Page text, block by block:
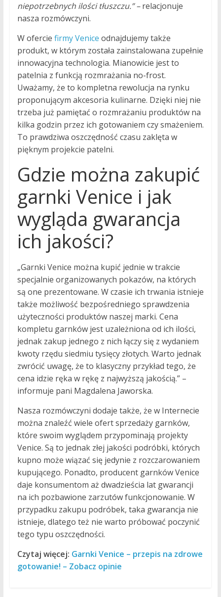
niepotrzebnych ilości tłuszczu.” –relacjonuje
nasza rozmówczyni.
W ofercie firmy Venice odnajdujemy także
produkt, w którym została zainstalowana zupełnie
innowacyjna technologia. Mianowicie jest to
patelnia z funkcją rozmrażania no-frost.
Uważamy, że to kompletna rewolucja na rynku
proponującym akcesoria kulinarne. Dzięki niej nie
trzeba już pamiętać o rozmrażaniu produktów na
kilka godzin przez ich gotowaniem czy smażeniem.
To prawdziwa oszczędność czasu zaklęta w
pięknym projekcie patelni.
Gdzie można zakupić
garnki Venice i jak
wygląda gwarancja
ich jakości?
„Garnki Venice można kupić jednie w trakcie
specjalnie organizowanych pokazów, na których
są one prezentowane. W czasie ich trwania istnieje
także możliwość bezpośredniego sprawdzenia
użyteczności produktów naszej marki. Cena
kompletu garnków jest uzależniona od ich ilości,
jednak zakup jednego z nich łączy się z wydaniem
kwoty rzędu siedmiu tysięcy złotych. Warto jednak
zwrócić uwagę, że to klasyczny przykład tego, że
cena idzie ręka w rękę z najwyższą jakością.” –
informuje pani Magdalena Jaworska.
Nasza rozmówczyni dodaje także, że w Internecie
można znaleźć wiele ofert sprzedaży garnków,
które swoim wyglądem przypominają projekty
Venice. Są to jednak złej jakości podróbki, których
kupno może wiązać się jedynie z rozczarowaniem
kupującego. Ponadto, producent garnków Venice
daje konsumentom aż dwadzieścia lat gwarancji
na ich pozbawione zarzutów funkcjonowanie. W
przypadku zakupu podróbek, taka gwarancja nie
istnieje, dlatego też nie warto próbować poczynić
tego typu oszczędności.
Czytaj więcej: Garnki Venice – przepis na zdrowe
gotowanie! – Zobacz opinie